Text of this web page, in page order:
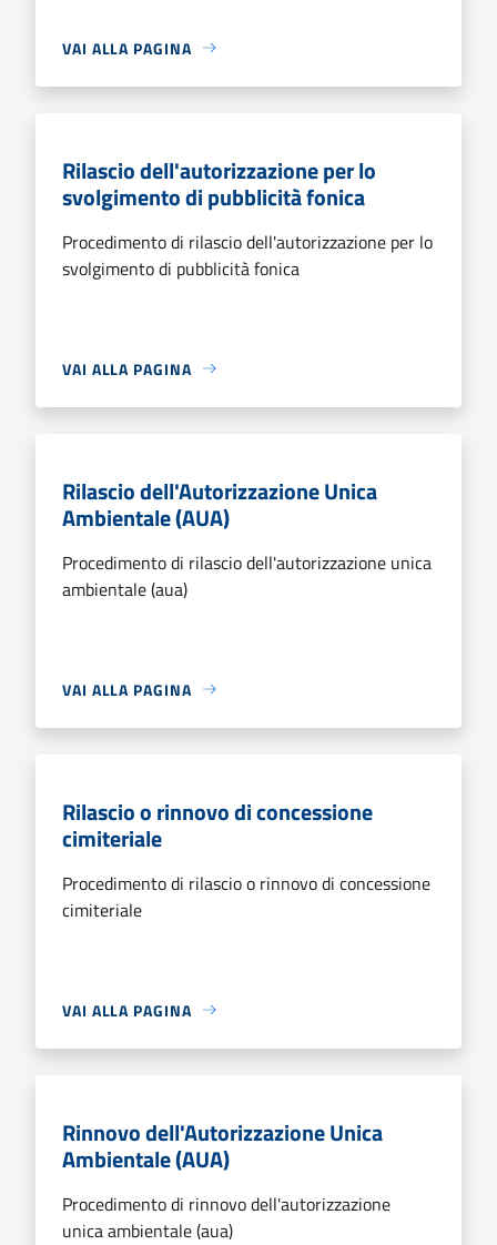
VAI ALLA PAGINA
Rilascio dell'autorizzazione per lo
svolgimento di pubblicità fonica
Procedimento di rilascio dell'autorizzazione per lo
svolgimento di pubblicità fonica
VAI ALLA PAGINA
Rilascio dell'Autorizzazione Unica
Ambientale (AUA)
Procedimento di rilascio dell'autorizzazione unica
ambientale (aua)
VAI ALLA PAGINA
Rilascio o rinnovo di concessione
cimiteriale
Procedimento di rilascio o rinnovo di concessione
cimiteriale
VAI ALLA PAGINA
Rinnovo dell'Autorizzazione Unica
Ambientale (AUA)
Procedimento di rinnovo dell'autorizzazione
unica ambientale (aua)